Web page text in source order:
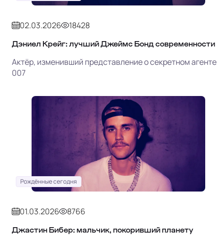
02.03.2026 18428
Дэниел Крейг: лучший Джеймс Бонд современности
Актёр, изменивший представление о секретном агенте
007
Рождённые сегодня
01.03.2026 8766
Джастин Бибер: мальчик, покоривший планету